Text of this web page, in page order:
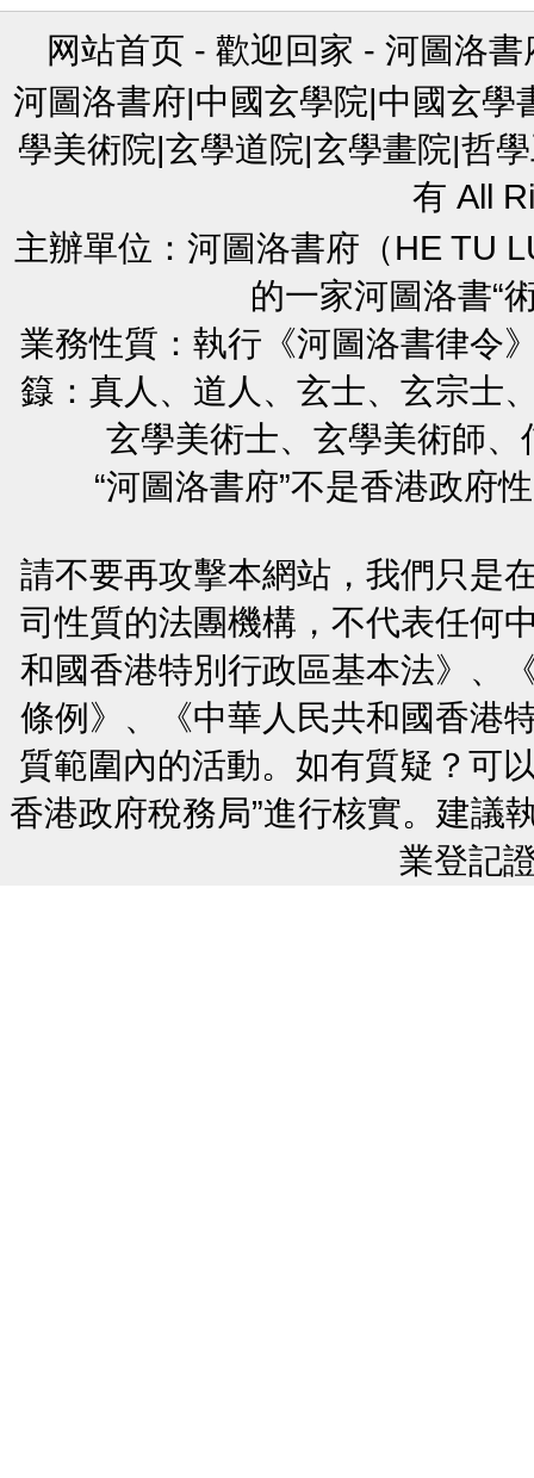
网站首页 - 歡迎回家 - 河圖洛書
河圖洛書府|中國玄學院|中國玄
學美術院|玄學道院|玄學畫院|哲
有 All
主辦單位：河圖洛書府（HE TU
的一家河圖洛書“
業務性質：執行《河圖洛書律令
籙：真人、道人、玄士、玄宗士
玄學美術士、玄學美術師
“河圖洛書府”不是香港政府
請不要再攻擊本網站，我們只是
司性質的法團機構，不代表任何
和國香港特別行政區基本法》、
條例》、《中華人民共和國香港
質範圍內的活動。如有質疑？可
香港政府稅務局”進行核實。建議
業登記